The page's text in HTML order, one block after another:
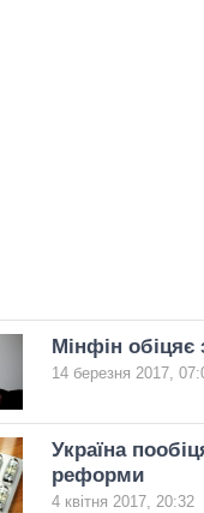
Мінфін обіцяє
14 березня 2017,
Україна
реформи
4 квітня 2017, 20:32